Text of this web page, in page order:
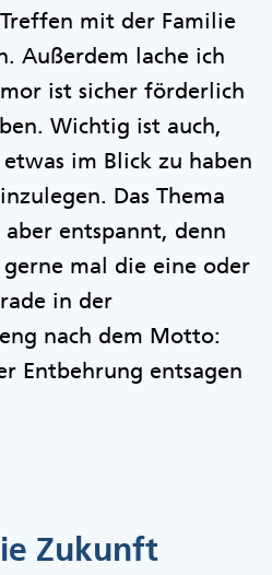
mit der Familie
Außerdem lache ich
ist sicher förderlich
Wichtig ist auch,
im Blick zu haben
Das Thema
entspannt, denn
mal die eine oder
in der
nach dem Motto:
Entbehrung entsagen
Zukunft